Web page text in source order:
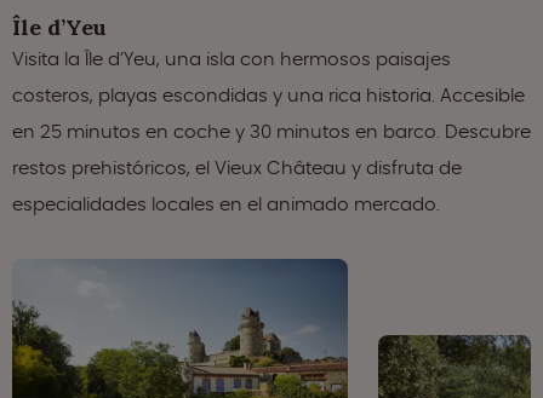
Île d’Yeu
Visita la Île d’Yeu, una isla con hermosos paisajes
costeros, playas escondidas y una rica historia. Accesible
en 25 minutos en coche y 30 minutos en barco. Descubre
restos prehistóricos, el Vieux Château y disfruta de
especialidades locales en el animado mercado.